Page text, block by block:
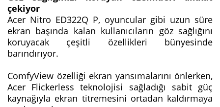
çekiyor
Acer Nitro ED322Q P, oyuncular gibi uzun süre
ekran başında kalan kullanıcıların göz sağlığını
koruyacak çeşitli özellikleri bünyesinde
barındırıyor.
ComfyView özelliği ekran yansımalarını önlerken,
Acer Flickerless teknolojisi sağladığı sabit güç
kaynağıyla ekran titremesini ortadan kaldırmaya